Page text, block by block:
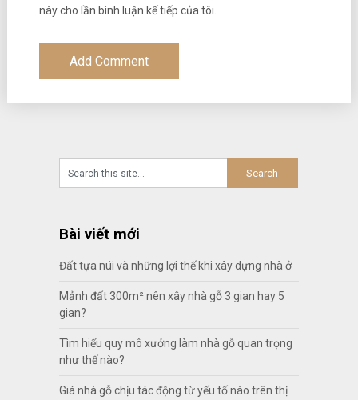
này cho lần bình luận kế tiếp của tôi.
Bài viết mới
Đất tựa núi và những lợi thế khi xây dựng nhà ở
Mảnh đất 300m² nên xây nhà gỗ 3 gian hay 5
gian?
Tìm hiểu quy mô xưởng làm nhà gỗ quan trọng
như thế nào?
Giá nhà gỗ chịu tác động từ yếu tố nào trên thị